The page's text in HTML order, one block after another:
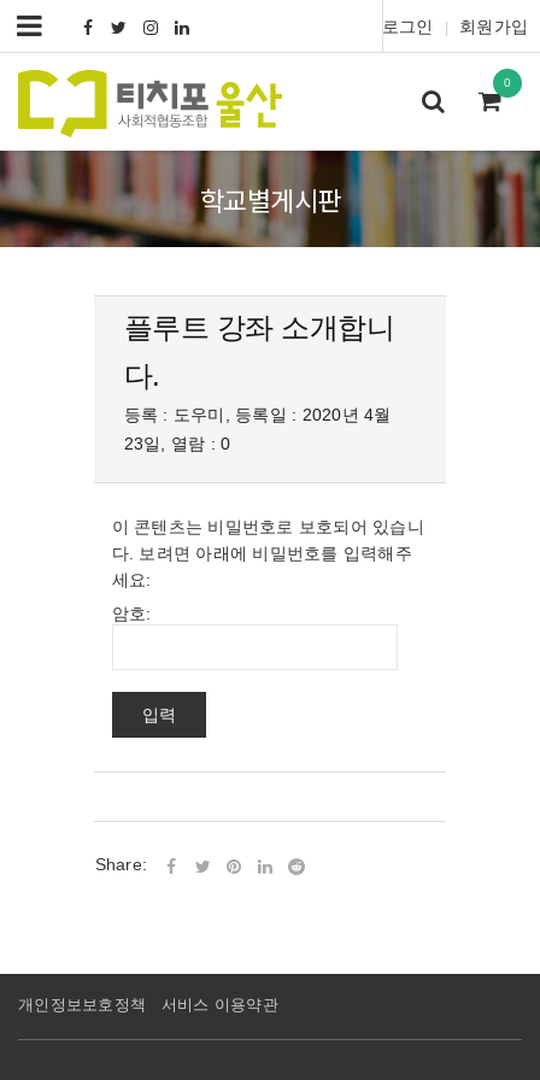
로그인 회원가입
0
학교별게시판
플루트 강좌 소개합니
다.
등록 : 도우미, 등록일 : 2020년 4월
23일, 열람 : 0
이 콘텐츠는 비밀번호로 보호되어 있습니
다. 보려면 아래에 비밀번호를 입력해주
세요:
암호:
Share:
개인정보보호정책 서비스 이용약관